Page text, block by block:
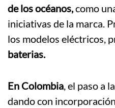
de los océanos,como
iniciativas de la marca.
los modelos eléctricos,
baterias.
En Colombia, el paso a
dando con